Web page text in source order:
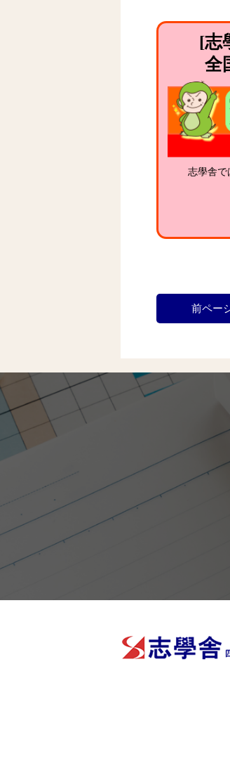
[志
全
志學舎で
前ペー